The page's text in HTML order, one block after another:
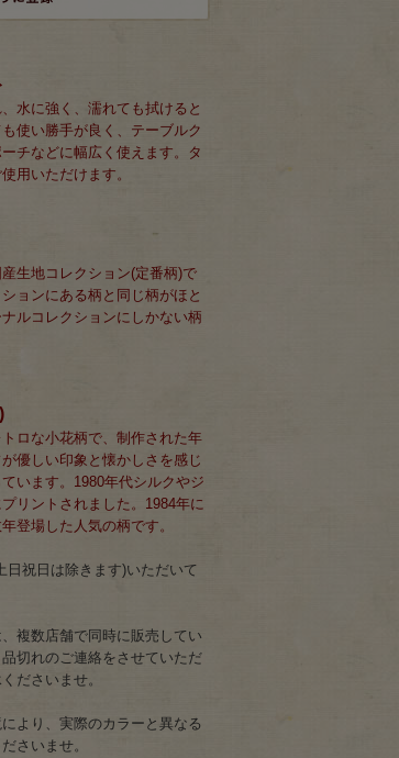
水に強く、濡れても拭けると
使い勝手が良く、テーブルク
チなどに幅広く使えます。タ
用いただけます。
生地コレクション(定番柄)で
ョンにある柄と同じ柄がほと
ルコレクションにしかない柄
ロな小花柄で、制作された年
優しい印象と懐かしさを感じ
います。1980年代シルクやジ
リントされました。1984年に
登場した人気の柄です。
日祝日は除きます)いただいて
複数店舗で同時に販売してい
切れのご連絡をさせていただ
ださいませ。
より、実際のカラーと異なる
さいませ。